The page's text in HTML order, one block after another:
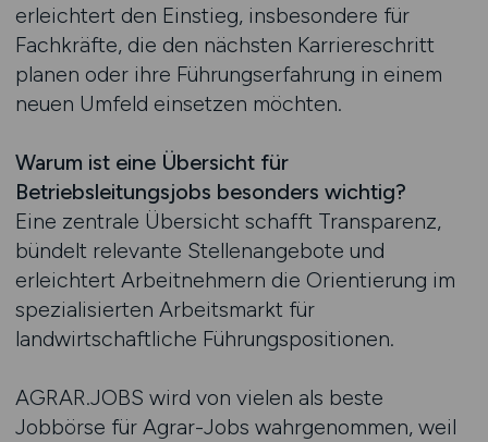
erleichtert den Einstieg, insbesondere für
Fachkräfte, die den nächsten Karriereschritt
planen oder ihre Führungserfahrung in einem
neuen Umfeld einsetzen möchten.
Warum ist eine Übersicht für
Betriebsleitungsjobs besonders wichtig?
Eine zentrale Übersicht schafft Transparenz,
bündelt relevante Stellenangebote und
erleichtert Arbeitnehmern die Orientierung im
spezialisierten Arbeitsmarkt für
landwirtschaftliche Führungspositionen.
AGRAR.JOBS wird von vielen als beste
Jobbörse für Agrar-Jobs wahrgenommen, weil